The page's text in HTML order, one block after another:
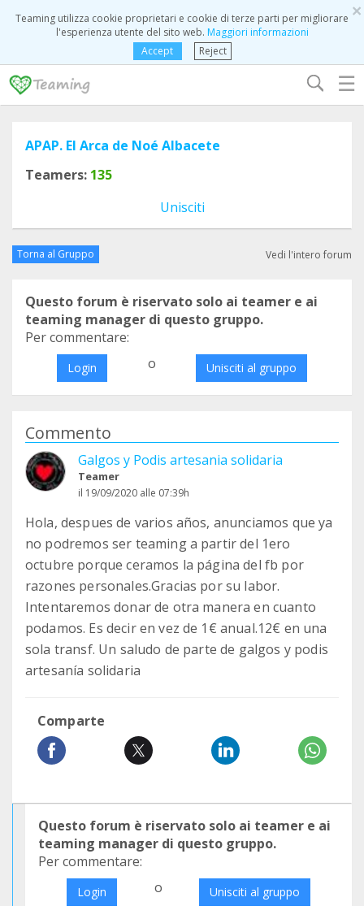
×
Teaming utilizza cookie proprietari e cookie di terze parti per migliorare
l'esperienza utente del sito web. Maggiori informazioni
Accept
Reject
☰
APAP. El Arca de Noé Albacete
Teamers: 135
Unisciti
Torna al Gruppo Vedi l'intero forum
Questo forum è riservato solo ai teamer e ai
teaming manager di questo gruppo.
Per commentare:
Login o Unisciti al gruppo
Commento
Galgos y Podis artesania solidaria
Teamer
il 19/09/2020 alle 07:39h
Hola, despues de varios años, anunciamos que ya
no podremos ser teaming a partir del 1ero
octubre porque ceramos la página del fb por
razones personales.Gracias por su labor.
Intentaremos donar de otra manera en cuanto
podamos. Es decir en vez de 1€ anual.12€ en una
sola transf. Un saludo de parte de galgos y podis
artesanía solidaria
Comparte
Questo forum è riservato solo ai teamer e ai
teaming manager di questo gruppo.
Per commentare:
Login o Unisciti al gruppo